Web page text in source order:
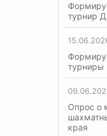
турнир
турниры
Опрос о
края